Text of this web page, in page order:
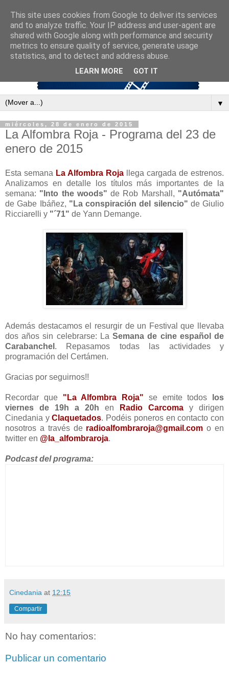
▼
miércoles, 28 de enero de 2015
La Alfombra Roja - Programa del 23 de
enero de 2015
Esta semana La Alfombra Roja llega cargada de estrenos.
Analizamos en detalle los títulos más importantes de la
semana: "Into the woods" de Rob Marshall, "Autómata"
de Gabe Ibáñez, "La conspiración del silencio" de Giulio
Ricciarelli y "´71" de Yann Demange.
Además destacamos el resurgir de un Festival que llevaba
dos años sin celebrarse: LaSemana de cine español de
Carabanchel . Repasamos todas las actividades y
programación del Certámen.
Gracias por seguirnos!!
Recordar que "La Alfombra Roja" se emite todos
los
viernes de 19h a 20h en Radio Carcoma y dirigen
Cinedania yClaquetados. Podéis poneros en contacto con
nosotros a través de radioalfombraroja@gmail.com o en
twitter en @la_alfombraroja.
Podcast del programa:
Cinedania at 12:15
Compartir
No hay comentarios:
Publicar un comentario
This site uses cookies from Google to deliver its services
and to analyze traffic. Your IP address and user-agent are
shared with Google along with performance and security
metrics to ensure quality of service, generate usage
statistics, and to detect and address abuse.
LEARN MORE GOT IT